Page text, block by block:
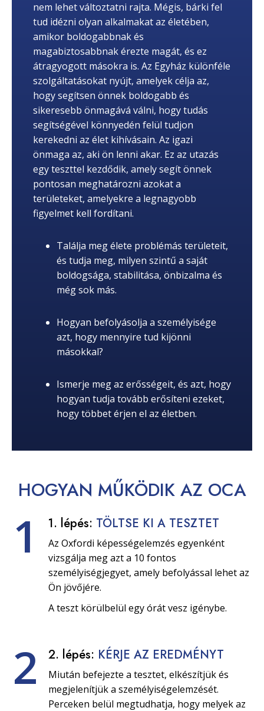
nem lehet változtatni rajta. Mégis, bárki fel
tud idézni olyan alkalmakat az életében,
amikor boldogabbnak és
magabiztosabbnak érezte magát, és ez
átragyogott másokra is. Az Egyház különféle
szolgáltatásokat nyújt, amelyek célja az,
hogy segítsen önnek boldogabb és
sikeresebb önmagává válni, hogy tudás
segítségével könnyedén felül tudjon
kerekedni az élet kihívásain. Az igazi
önmaga az, aki ön lenni akar. Ez az utazás
egy teszttel kezdődik, amely segít önnek
pontosan meghatározni azokat a
területeket, amelyekre a legnagyobb
figyelmet kell fordítani.
Találja meg élete problémás területeit,
és tudja meg, milyen szintű a saját
boldogsága, stabilitása, önbizalma és
még sok más.
Hogyan befolyásolja a személyisége
azt, hogy mennyire tud kijönni
másokkal?
Ismerje meg az erősségeit, és azt, hogy
hogyan tudja tovább erősíteni ezeket,
hogy többet érjen el az életben.
HOGYAN MŰKÖDIKAZ OCA
1 1. lépés: TÖLTSE KI A TESZTET
Az Oxfordi képességelemzés egyenként
vizsgálja meg azt a 10 fontos
személyiségjegyet, amely befolyással lehet az
Ön jövőjére.
A teszt körülbelül egy órát vesz igénybe.
2 2. lépés: KÉRJE AZ EREDMÉNYT
Miután befejezte a tesztet, elkészítjük és
megjelenítjük a személyiségelemzését.
Perceken belül megtudhatja, hogy melyek az